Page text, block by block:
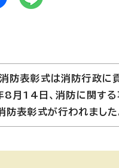
防表彰式は消防行政に
月14日、消防に関する
防表彰式が行われまし